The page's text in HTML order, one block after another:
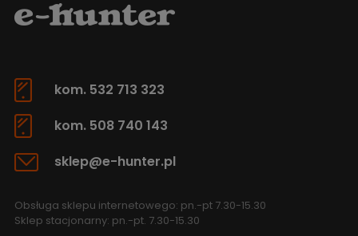
kom. 532 713 323
kom. 508 740 143
sklep@e-hunter.pl
Obsługa sklepu internetowego: pn.-pt 7.30-15.30
Sklep stacjonarny: pn.-pt. 7.30-15.30